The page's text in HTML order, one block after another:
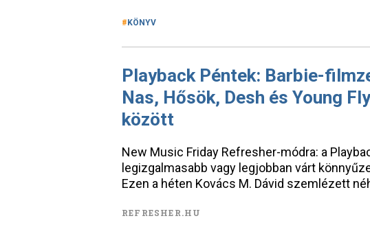
KÖNYV
Playback Péntek: Barbie-
Nas, Hősök, Desh és Young
között
New Music Friday Refresher-módra: a
legizgalmasabb vagy legjobban várt
Ezen a héten Kovács M. Dávid szemlézett
REFRESHER.HU